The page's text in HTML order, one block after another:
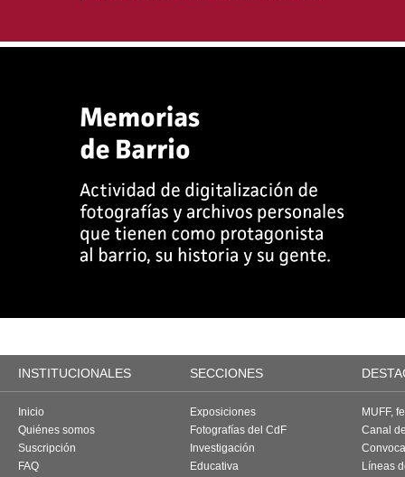
INSTITUCIONALES SECCIONES
Inicio
Quiénes somos
Suscripción
FAQ
Exposiciones
Fotografías del CdF
Investigación
Educativa
MUFF,
Canal
Líneas